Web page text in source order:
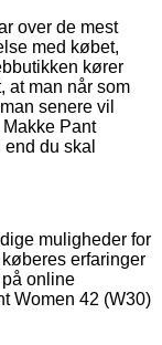
over de mest
med købet,
kører
at man når som
senere vil
Pant
du skal
muligheder for
erfaringer
online
Women 42 (W30)